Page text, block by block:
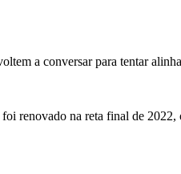
a conversar para tentar
renovado na reta final de 2022,